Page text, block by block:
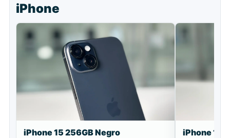
iPhone
iPhone 15 256GB Negro iPhone 16